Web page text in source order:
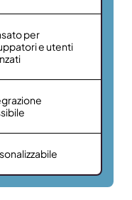
per
e utenti